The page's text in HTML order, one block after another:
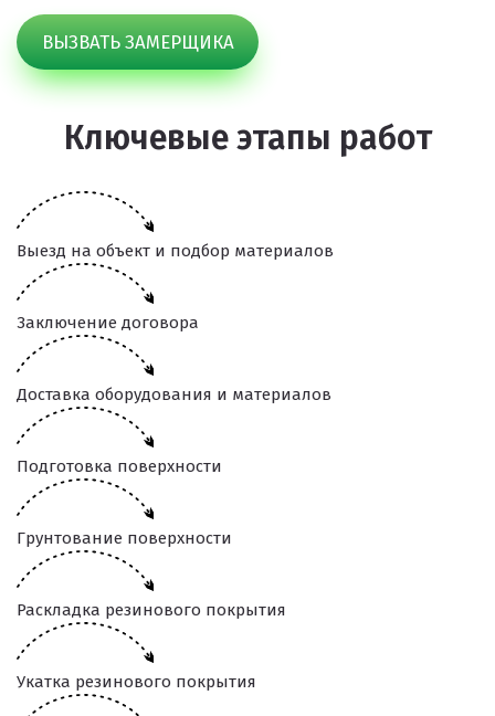
ВЫЗВАТЬ ЗАМЕРЩИКА
Ключевые этапы работ
Выезд на объект и подбор материалов
Заключение договора
Доставка оборудования и материалов
Подготовка поверхности
Грунтование поверхности
Раскладка резинового покрытия
Укатка резинового покрытия